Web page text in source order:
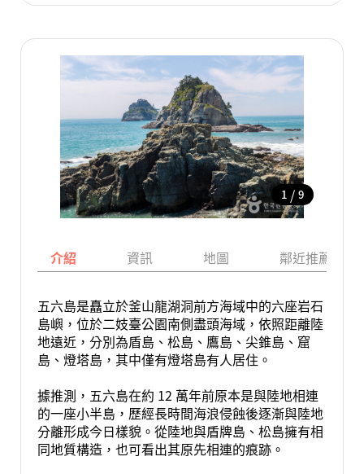
1 / 9
介紹 資訊 地圖 鄰近推薦景點
五六島是矗立於釜山龍湖洞前方海域中的六座岩石
島嶼，位於二妓臺公園南側盡頭海域，依照距離陸
地遠近，分別為盾島、松島、鷹島、尖錐島、窟
島、燈塔島，其中僅有燈塔島有人居住。
據推測，五六島在約 12 萬年前原本是與陸地相連
的一座小半島，歷經長時間海浪侵蝕後逐漸與陸地
分離形成今日樣貌。從陸地與盾牌島、松島擁有相
同地質構造，也可看出其原先相連的痕跡。